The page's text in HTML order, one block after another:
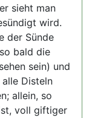
sieht man
wird.
der Sünde
bald die
sein) und
Disteln
allein, so
voll giftiger